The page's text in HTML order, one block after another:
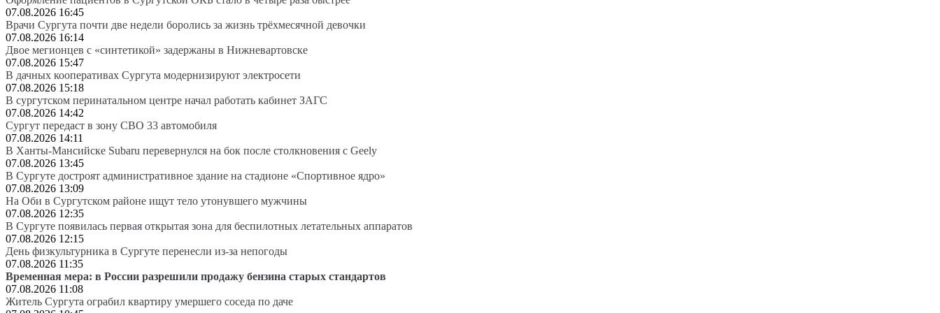
07.08.2026 16:45
Врачи Сургута почти две недели боролись за жизнь трёхмесячной девочки
07.08.2026 16:14
Двое мегионцев с «синтетикой» задержаны в Нижневартовске
07.08.2026 15:47
В дачных кооперативах Сургута модернизируют электросети
07.08.2026 15:18
В сургутском перинатальном центре начал работать кабинет ЗАГС
07.08.2026 14:42
Сургут передаст в зону СВО 33 автомобиля
07.08.2026 14:11
В Ханты-Мансийске Subaru перевернулся на бок после столкновения с Geely
07.08.2026 13:45
В Сургуте достроят административное здание на стадионе «Спортивное ядро»
07.08.2026 13:09
На Оби в Сургутском районе ищут тело утонувшего мужчины
07.08.2026 12:35
В Сургуте появилась первая открытая зона для беспилотных летательных аппаратов
07.08.2026 12:15
День физкультурника в Сургуте перенесли из-за непогоды
07.08.2026 11:35
Временная мера: в России разрешили продажу бензина старых стандартов
07.08.2026 11:08
Житель Сургута ограбил квартиру умершего соседа по даче